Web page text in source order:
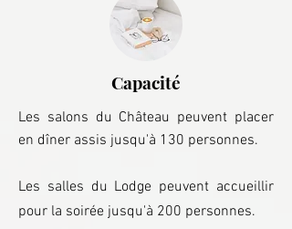
Capacité
Les salons du Château peuvent placer
en dîner assis jusqu'à 130 personnes.
Les salles du Lodge peuvent accueillir
pour la soirée jusqu'à 200 personnes.